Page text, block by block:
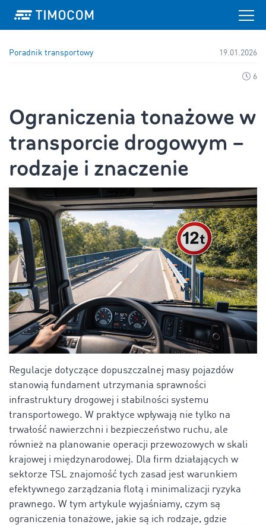
Poradnik transportowy 19.01.2026
6
Ograniczenia tonażowe w
transporcie drogowym –
rodzaje i znaczenie
Regulacje dotyczące dopuszczalnej masy pojazdów
stanowią fundament utrzymania sprawności
infrastruktury drogowej i stabilności systemu
transportowego. W praktyce wpływają nie tylko na
trwałość nawierzchni i bezpieczeństwo ruchu, ale
również na planowanie operacji przewozowych w skali
krajowej i międzynarodowej. Dla firm działających w
sektorze TSL znajomość tych zasad jest warunkiem
efektywnego zarządzania flotą i minimalizacji ryzyka
prawnego. W tym artykule wyjaśniamy, czym są
ograniczenia tonażowe, jakie są ich rodzaje, gdzie